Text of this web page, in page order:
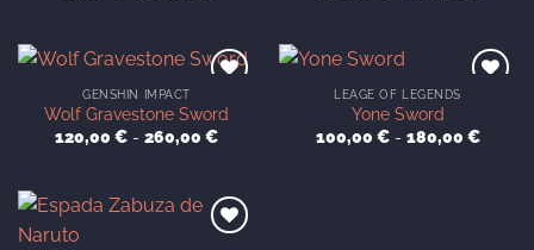
80,00 €
hasta
160,00 €
hasta
GENSHIN IMPACT
Wolf Gravestone Sword
120,00 € - 260,00 €Rango
120,00 €
hasta
260,00 €
LEAGE OF LEGENDS
Yone Sword
100,00 € - 180,00 €Rango